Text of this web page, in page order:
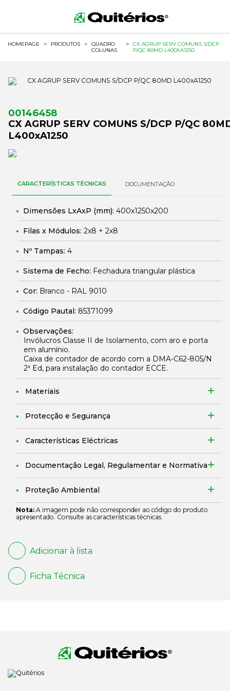
HOMEPAGE > PRODUTOS >
QUADRO
COLUNAS
>
CX AGRUP SERV COMUNS S/DCP
P/QC 80MD L400XA1250
00146458
CX AGRUP SERV COMUNS S/DCP P/QC
L400xA1250
CARACTERÍSTICAS TÉCNICAS DOCUMENTAÇÃO
Dimensões LxAxP (mm): 400x1250x200
Filas x Módulos: 2x8 + 2x8
Nº Tampas: 4
Sistema de Fecho: Fechadura triangular plástica
Cor: Branco - RAL 9010
Código Pautal: 85371099
Observações:
Invólucros Classe II de Isolamento, com aro e porta
em alumínio.
Caixa de contador de acordo com a DMA-C62-805/N
2ª Ed, para instalação do contador ECCE.
Materiais
Protecção e Segurança
Características Eléctricas
Documentação Legal, Regulamentar e Normativa
Proteção Ambiental
Nota: A imagem pode não corresponder ao código do produto
apresentado. Consulte as características técnicas.
Adicionar à lista
Ficha Técnica